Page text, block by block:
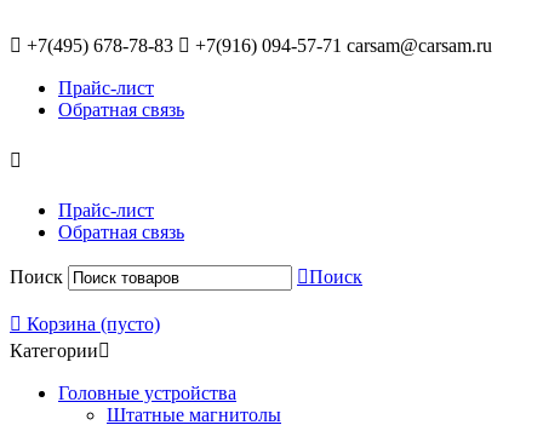
+7(495) 678-78-83 +7(916) 094-57-71 carsam@carsam.ru
Прайс-лист
Обратная связь
Прайс-лист
Обратная связь
Поиск Поиск
Корзина (пусто)
Категории
Головные устройства
Штатные магнитолы